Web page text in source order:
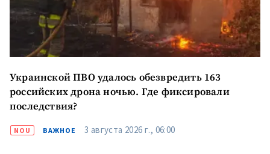
Украинской ПВО удалось обезвредить 163
российских дрона ночью. Где фиксировали
последствия?
NOU ВАЖНОЕ 3 августа 2026 г., 06:00